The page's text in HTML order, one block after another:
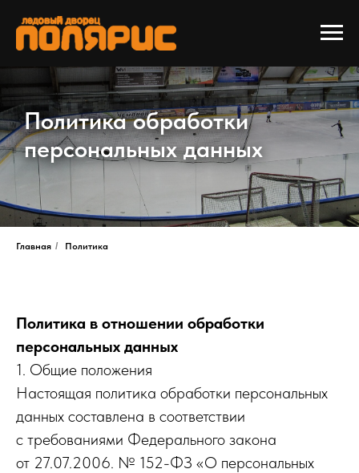
Политика обработки
персональных данных
Главная / Политика
Политика в отношении обработки
персональных данных
1. Общие положения
Настоящая политика обработки персональных
данных составлена в соответствии
с требованиями Федерального закона
от 27.07.2006. № 152-ФЗ «О персональных